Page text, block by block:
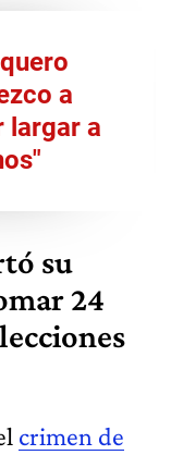
a
largar a
su
24
crimen de